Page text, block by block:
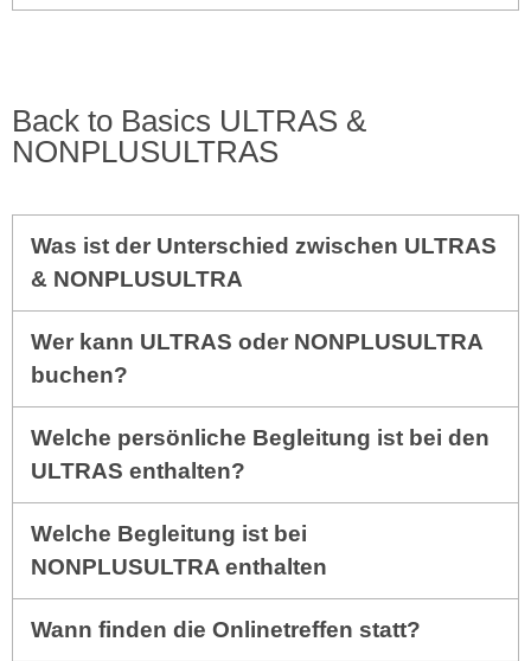
Back to Basics ULTRAS &
NONPLUSULTRAS
Was ist der Unterschied zwischen ULTRAS
& NONPLUSULTRA
Wer kann ULTRAS oder NONPLUSULTRA
buchen?
Welche persönliche Begleitung ist bei den
ULTRAS enthalten?
Welche Begleitung ist bei
NONPLUSULTRA enthalten
Wann finden die Onlinetreffen statt?